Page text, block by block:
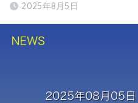
2025年8月5日